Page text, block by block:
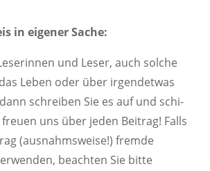
in eigener Sache:
und Leser, auch solche
Leben oder über irgend­etwas
schreiben Sie es auf und schi­
uns über jeden Beitrag! Falls
(ausnahms­weise!) fremde
beachten Sie bitte